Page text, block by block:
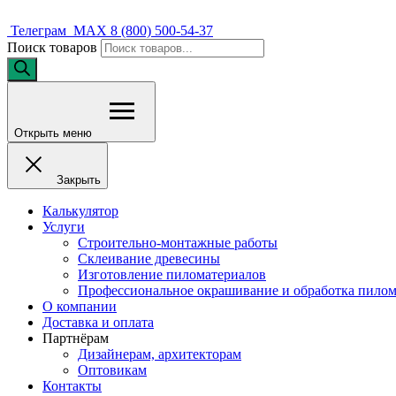
Телеграм MAX 8 (800) 500-54-37
Поиск товаров
Открыть меню
Закрыть
Калькулятор
Услуги
Строительно-монтажные работы
Склеивание древесины
Изготовление пиломатериалов
Профессиональное окрашивание и обработка
О компании
Доставка и оплата
Партнёрам
Дизайнерам, архитекторам
Оптовикам
Контакты